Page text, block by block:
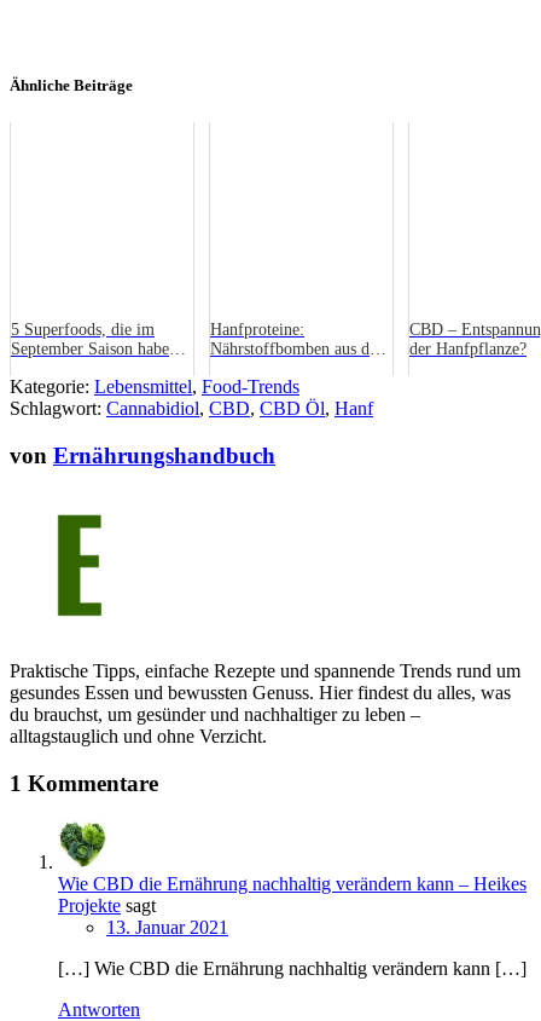
Ähnliche Beiträge
5 Superfoods, die im
September Saison haben!
Hanfproteine:
Nährstoffbomben aus der
CBD –
der Hanfpflanze?
Kategorie: Lebensmittel, Food-Trends
Schlagwort: Cannabidiol, CBD, CBD Öl, Hanf
von Ernährungshandbuch
Praktische Tipps, einfache Rezepte und spannende Trends rund um
gesundes Essen und bewussten Genuss. Hier findest du alles, was
du brauchst, um gesünder und nachhaltiger zu leben –
alltagstauglich und ohne Verzicht.
1 Kommentare
Wie CBD die Ernährung nachhaltig verändern kann – Heikes
Projekte sagt
13. Januar 2021
[…] Wie CBD die Ernährung nachhaltig verändern kann […]
Antworten